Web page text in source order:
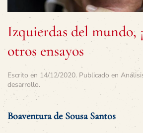
Izquierdas del mundo,
otros ensayos
Escrito en 14/12/2020. Publicado en
desarrollo.
Boaventura de Sousa Santos